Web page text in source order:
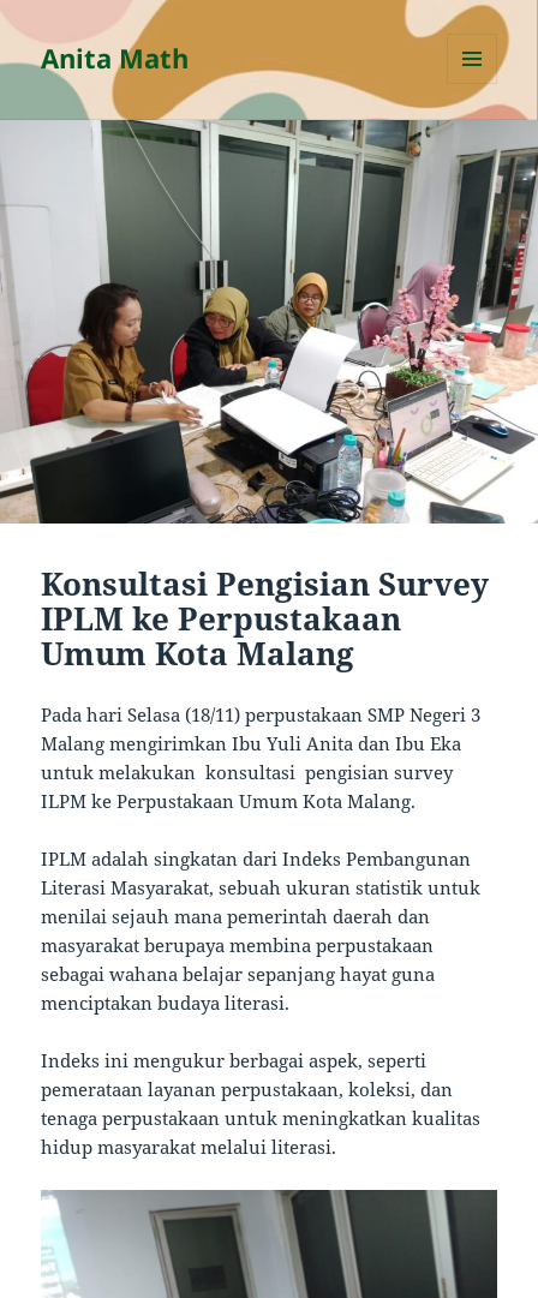
Anita Math
MENU
AND
Konsultasi Pengisian Survey
IPLM ke Perpustakaan
Umum Kota Malang
Pada hari Selasa (18/11) perpustakaan SMP Negeri 3
Malang mengirimkan Ibu Yuli Anita dan Ibu Eka
untuk melakukan konsultasi pengisian survey
ILPM ke Perpustakaan Umum Kota Malang.
IPLM adalah singkatan dari Indeks Pembangunan
Literasi Masyarakat, sebuah ukuran statistik untuk
menilai sejauh mana pemerintah daerah dan
masyarakat berupaya membina perpustakaan
sebagai wahana belajar sepanjang hayat guna
menciptakan budaya literasi.
Indeks ini mengukur berbagai aspek, seperti
pemerataan layanan perpustakaan, koleksi, dan
tenaga perpustakaan untuk meningkatkan kualitas
hidup masyarakat melalui literasi.